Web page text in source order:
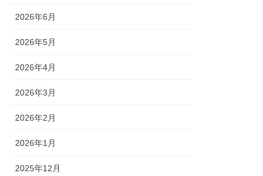
2026年6月
2026年5月
2026年4月
2026年3月
2026年2月
2026年1月
2025年12月